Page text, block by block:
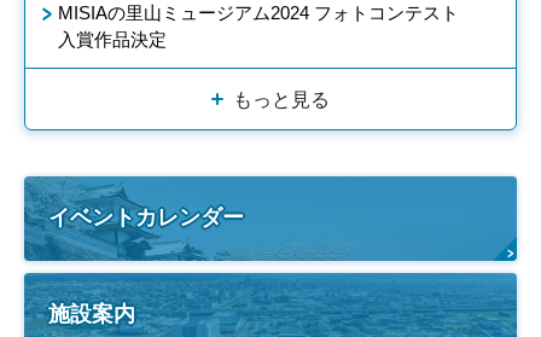
MISIAの里山ミュージアム2024 フォトコンテスト
入賞作品決定
もっと見る
イベントカレンダー
施設案内